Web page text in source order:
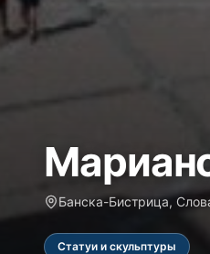
Банска-Бистрица,
Статуи и скульптуры